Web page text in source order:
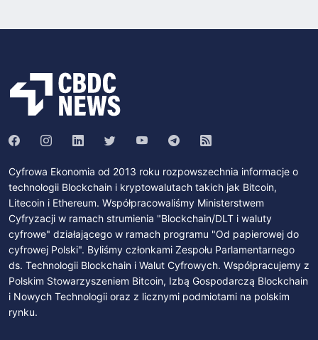
Cyfrowa Ekonomia od 2013 roku rozpowszechnia informacje o
technologii Blockchain i kryptowalutach takich jak Bitcoin,
Litecoin i Ethereum. Współpracowaliśmy Ministerstwem
Cyfryzacji w ramach strumienia "Blockchain/DLT i waluty
cyfrowe" działającego w ramach programu "Od papierowej do
cyfrowej Polski". Byliśmy członkami Zespołu Parlamentarnego
ds. Technologii Blockchain i Walut Cyfrowych. Współpracujemy z
Polskim Stowarzyszeniem Bitcoin, Izbą Gospodarczą Blockchain
i Nowych Technologii oraz z licznymi podmiotami na polskim
rynku.